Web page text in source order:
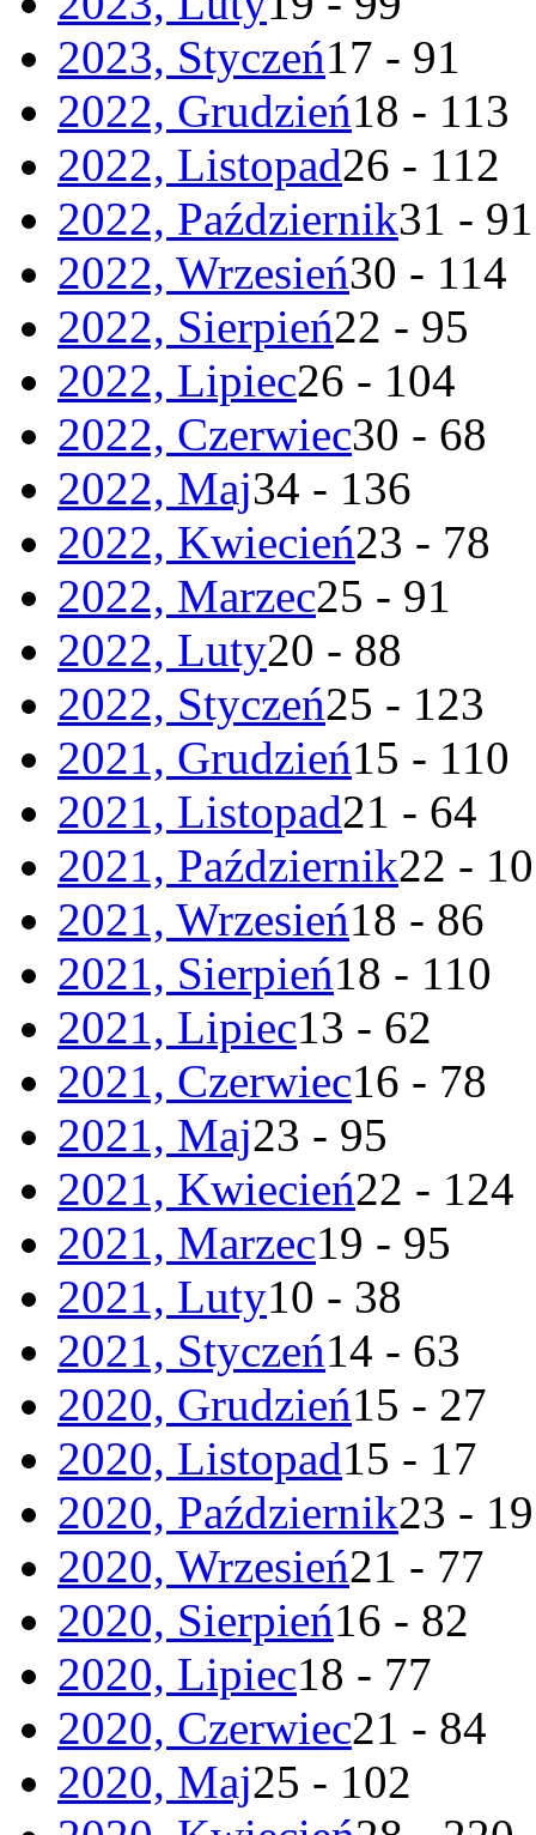
2023, Styczeń17 - 91
2022, Grudzień18 - 113
2022, Listopad26 - 112
2022, Październik31 - 91
2022, Wrzesień30 - 114
2022, Sierpień22 - 95
2022, Lipiec26 - 104
2022, Czerwiec30 - 68
2022, Maj34 - 136
2022, Kwiecień23 - 78
2022, Marzec25 - 91
2022, Luty20 - 88
2022, Styczeń25 - 123
2021, Grudzień15 - 110
2021, Listopad21 - 64
2021, Październik22 -
2021, Wrzesień18 - 86
2021, Sierpień18 - 110
2021, Lipiec13 - 62
2021, Czerwiec16 - 78
2021, Maj23 - 95
2021, Kwiecień22 - 124
2021, Marzec19 - 95
2021, Luty10 - 38
2021, Styczeń14 - 63
2020, Grudzień15 - 27
2020, Listopad15 - 17
2020, Październik23 - 19
2020, Wrzesień21 - 77
2020, Sierpień16 - 82
2020, Lipiec18 - 77
2020, Czerwiec21 - 84
2020, Maj25 - 102